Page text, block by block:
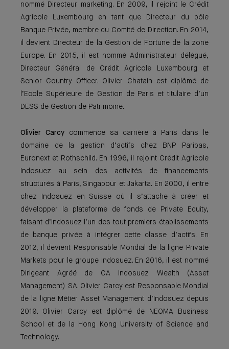
nommé Directeur marketing. En 2009, il rejoint le Crédit
Agricole Luxembourg en tant que Directeur du pôle
Banque Privée, membre du Comité de Direction. En 2014,
il devient Directeur de la Gestion de Fortune de la zone
Europe. En 2015, il est nommé Administrateur délégué,
Directeur Général de Crédit Agricole Luxembourg et
Senior Country Officer. Olivier Chatain est diplômé de
l’Ecole Supérieure de Gestion de Paris et titulaire d’un
DESS de Gestion de Patrimoine.
Olivier Carcycommence sa carrière à Paris dans le
domaine de la gestion d’actifs chez BNP Paribas,
Euronext et Rothschild. En 1996, il rejoint Crédit Agricole
Indosuez au sein des activités de financements
structurés à Paris, Singapour et Jakarta. En 2000, il entre
chez Indosuez en Suisse où il s’attache à créer et
développer la plateforme de fonds de Private Equity,
faisant d’Indosuez l’un des tout premiers établissements
de banque privée à intégrer cette classe d’actifs. En
2012, il devient Responsable Mondial de la ligne Private
Markets pour le groupe Indosuez. En 2016, il est nommé
Dirigeant Agréé de CA Indosuez Wealth (Asset
Management) SA. Olivier Carcy est Responsable Mondial
de la ligne Métier Asset Management d’Indosuez depuis
2019. Olivier Carcy est diplômé de NEOMA Business
School et de la Hong Kong University of Science and
Technology.